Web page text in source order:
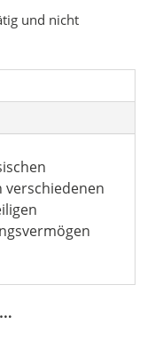
und nicht
verschiedenen